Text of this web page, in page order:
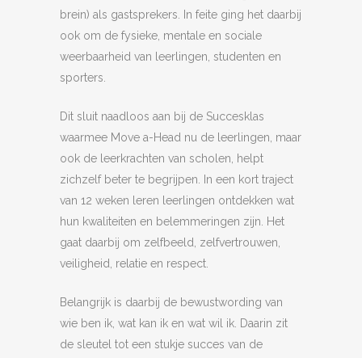
brein) als gastsprekers. In feite ging het daarbij
ook om de fysieke, mentale en sociale
weerbaarheid van leerlingen, studenten en
sporters.
Dit sluit naadloos aan bij de Succesklas
waarmee Move a-Head nu de leerlingen, maar
ook de leerkrachten van scholen, helpt
zichzelf beter te begrijpen. In een kort traject
van 12 weken leren leerlingen ontdekken wat
hun kwaliteiten en belemmeringen zijn. Het
gaat daarbij om zelfbeeld, zelfvertrouwen,
veiligheid, relatie en respect.
Belangrijk is daarbij de bewustwording van
wie ben ik, wat kan ik en wat wil ik. Daarin zit
de sleutel tot een stukje succes van de